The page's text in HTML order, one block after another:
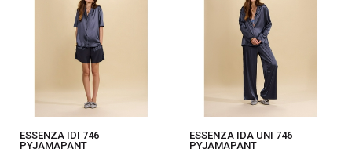
ESSENZA IDI 746
PYJAMAPANT
ESSENZA IDA UNI 746
PYJAMAPANT